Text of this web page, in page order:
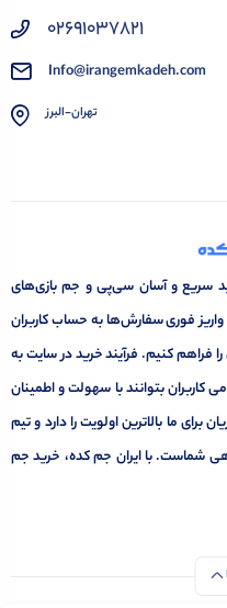
02691037821
Info@irangemkadeh.com
تهران-البرز
سریع و آسان سی‌پی و جم بازی‌های
فوری سفارش‌ها به حساب کاربران
فراهم کنیم. فرآیند خرید در سایت به
بتوانند با سهولت و اطمینان
ما بالاترین اولویت را دارد و تیم
شماست. با ایران جم کده، خرید جم